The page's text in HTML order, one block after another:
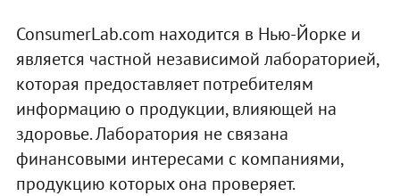
ConsumerLab.com находится в Нью-Йорке и
является частной независимой лабораторией,
которая предоставляет потребителям
информацию о продукции, влияющей на
здоровье. Лаборатория не связана
финансовыми интересами с компаниями,
продукцию которых она проверяет.